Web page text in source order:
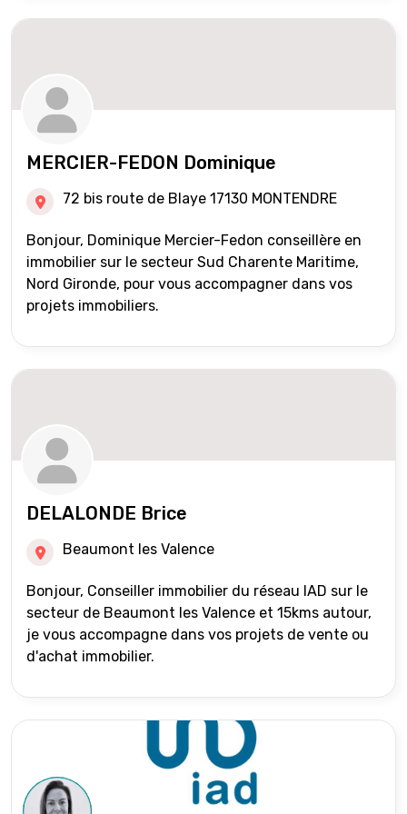
MERCIER-FEDON Dominique
72 bis route de Blaye 17130 MONTENDRE
Bonjour, Dominique Mercier-Fedon conseillère en
immobilier sur le secteur Sud Charente Maritime,
Nord Gironde, pour vous accompagner dans vos
projets immobiliers.
DELALONDE Brice
Beaumont les Valence
Bonjour, Conseiller immobilier du réseau IAD sur le
secteur de Beaumont les Valence et 15kms autour,
je vous accompagne dans vos projets de vente ou
d'achat immobilier.